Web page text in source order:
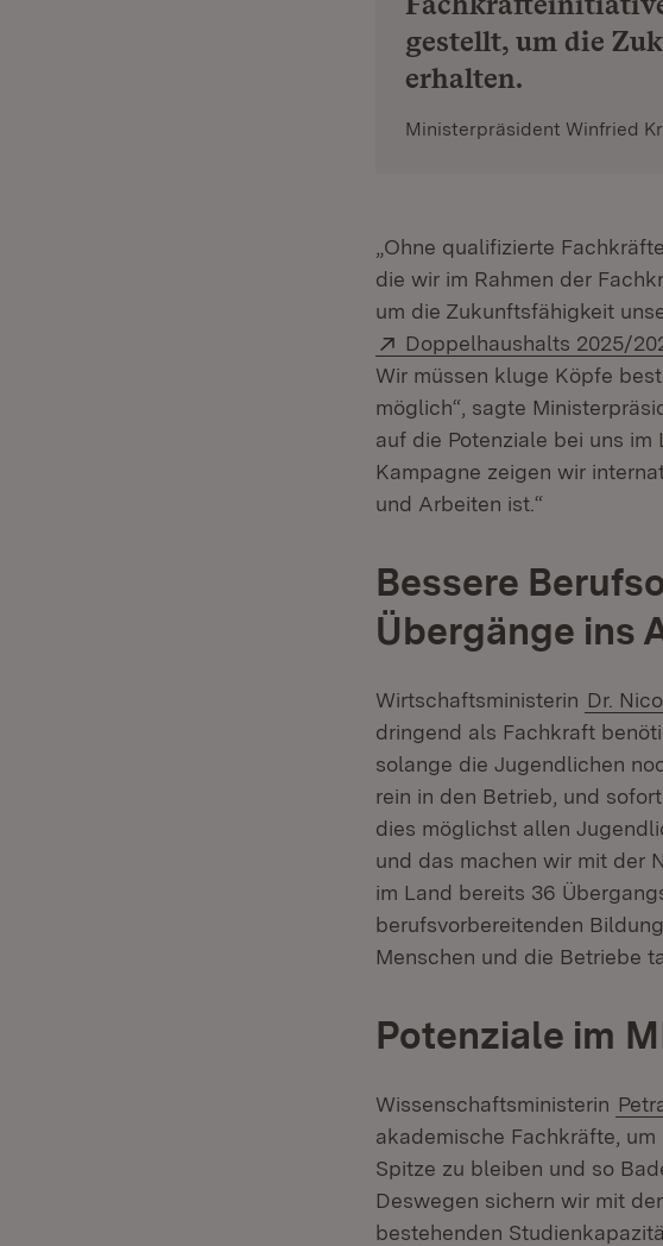
gestellt, um die
erhalten.
Ministerpräsident Winfried
„Ohne qualifizierte
die wir im Rahmen der
um die Zukunftsfähigkeit
Extern:
Doppelhaushalts 2025/
Wir müssen kluge Köpfe
möglich“, sagte
auf die Potenziale bei uns im
Kampagne zeigen wir
und Arbeiten ist.“
Bessere
Übergänge ins
Wirtschaftsministerin Dr.
dringend als Fachkraft
solange die Jugendlichen
rein in den Betrieb, und
dies möglichst allen
und das machen wir mit der
im Land bereits 36
berufsvorbereitenden
Menschen und die Betriebe
Potenziale im
Wissenschaftsministerin
akademische Fachkräfte,
Spitze zu bleiben und so
Deswegen sichern wir mit
bestehenden